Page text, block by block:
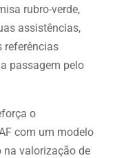
rubro-verde,
assistências,
referências
passagem pelo
o
com um modelo
na valorização de